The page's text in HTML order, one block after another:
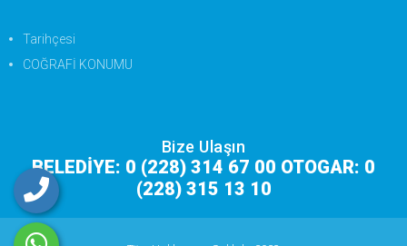
Tarihçesi
COĞRAFİ KONUMU
Bize Ulaşın
BELEDİYE: 0 (228) 314 67 00 OTOGAR: 0
(228) 315 13 10